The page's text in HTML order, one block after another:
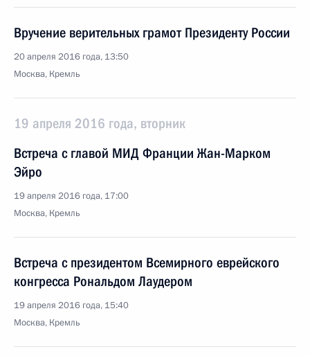
Вручение верительных грамот Президенту России
20 апреля 2016 года, 13:50
Москва, Кремль
19 апреля 2016 года, вторник
Встреча с главой МИД Франции Жан-Марком
Эйро
19 апреля 2016 года, 17:00
Москва, Кремль
Встреча с президентом Всемирного еврейского
конгресса Рональдом Лаудером
19 апреля 2016 года, 15:40
Москва, Кремль